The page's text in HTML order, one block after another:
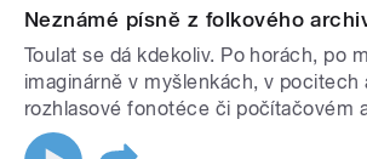
Neznámé písně z folkového
Toulat se dá kdekoliv. Po horách, po
imaginárně v myšlenkách, v pocitech
rozhlasové fonotéce či počítačovém